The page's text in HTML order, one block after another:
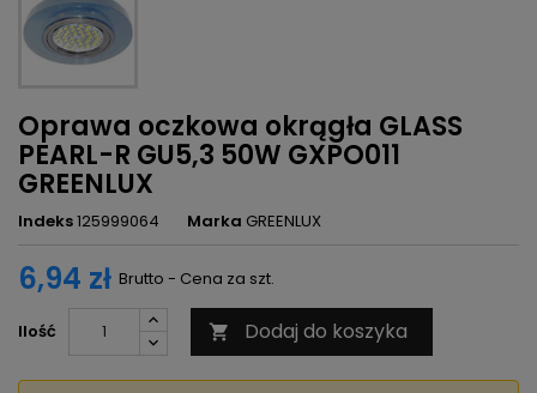
Oprawa oczkowa okrągła GLASS
PEARL-R GU5,3 50W GXPO011
GREENLUX
Indeks125999064 Marka GREENLUX
6,94 zł Brutto - Cena za szt.
Ilość  Dodaj do koszyka